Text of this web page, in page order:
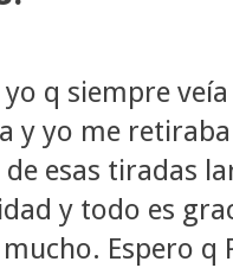
q siempre
y yo me
esas tiradas
y todo es
Espero